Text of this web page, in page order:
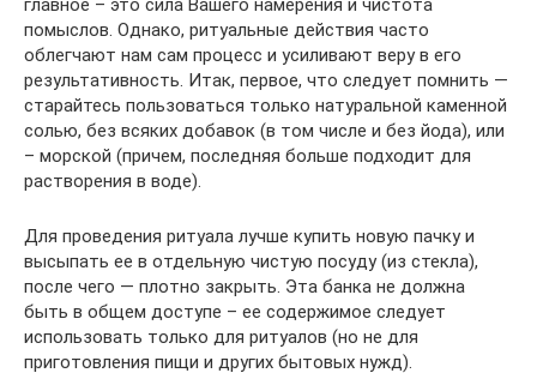
главное – это сила Вашего намерения и чистота
помыслов. Однако, ритуальные действия часто
облегчают нам сам процесс и усиливают веру в его
результативность. Итак, первое, что следует помнить —
старайтесь пользоваться только натуральной каменной
солью, без всяких добавок (в том числе и без йода), или
– морской (причем, последняя больше подходит для
растворения в воде).
Для проведения ритуала лучше купить новую пачку и
высыпать ее в отдельную чистую посуду (из стекла),
после чего — плотно закрыть. Эта банка не должна
быть в общем доступе – ее содержимое следует
использовать только для ритуалов (но не для
приготовления пищи и других бытовых нужд).